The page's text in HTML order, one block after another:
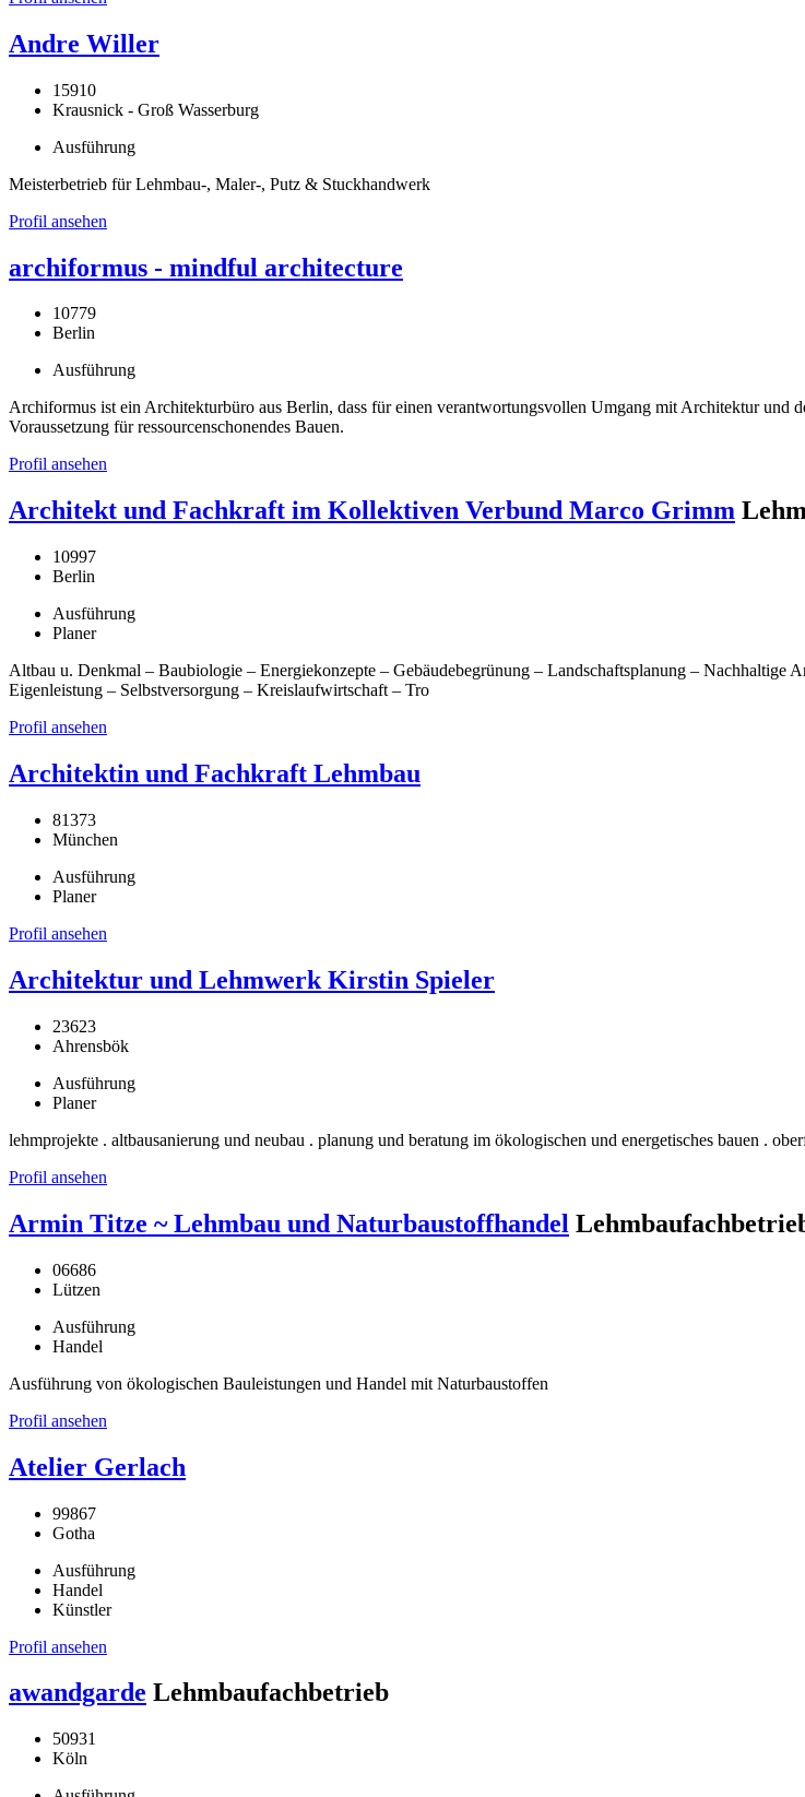
Andre Willer
15910
Krausnick - Groß Wasserburg
Ausführung
Meisterbetrieb für Lehmbau-, Maler-, Putz & Stuckhandwerk
Profil ansehen
archiformus - mindful architecture
10779
Berlin
Ausführung
Archiformus ist ein Architekturbüro aus Berlin, dass für einen verantwortungsvollen Umgang mit Architektur und
Voraussetzung für ressourcenschonendes Bauen.
Profil ansehen
Architekt und Fachkraft im Kollektiven Verbund Marco Grimm
10997
Berlin
Ausführung
Planer
Altbau u. Denkmal – Baubiologie – Energiekonzepte – Gebäudebegrünung – Landschaftsplanung – Nachhaltige
Eigenleistung – Selbstversorgung – Kreislaufwirtschaft – Tro
Profil ansehen
Architektin und Fachkraft Lehmbau
81373
München
Ausführung
Planer
Profil ansehen
Architektur und Lehmwerk Kirstin Spieler
23623
Ahrensbök
Ausführung
Planer
lehmprojekte . altbausanierung und neubau . planung und beratung im ökologischen und energetisches bauen .
Profil ansehen
Armin Titze ~ Lehmbau und Naturbaustoffhandel
06686
Lützen
Ausführung
Handel
Ausführung von ökologischen Bauleistungen und Handel mit Naturbaustoffen
Profil ansehen
Atelier Gerlach
99867
Gotha
Ausführung
Handel
Künstler
Profil ansehen
awandgarde Lehmbaufachbetrieb
50931
Köln